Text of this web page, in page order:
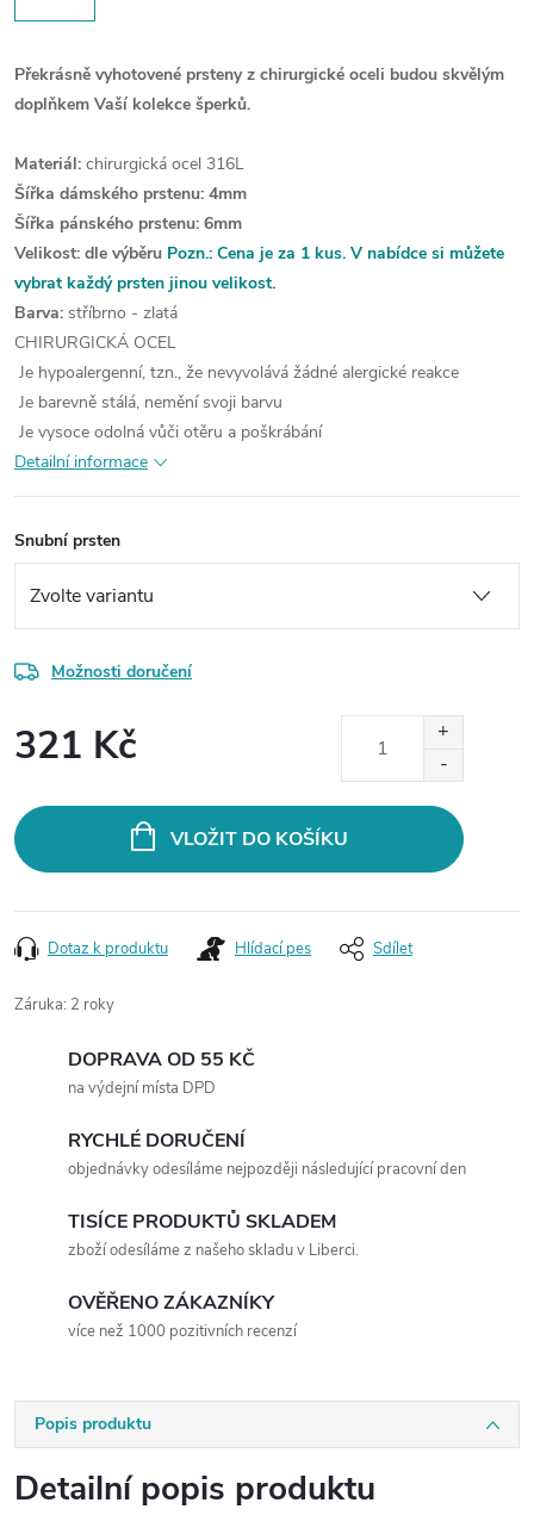
Překrásně vyhotovené prsteny z chirurgické oceli budou skvělým
doplňkem Vaší kolekce šperků.
Materiál: chirurgická ocel 316L
Šířka dámského prstenu: 4mm
Šířka pánského prstenu: 6mm
Velikost: dle výběru Pozn.: Cena je za 1 kus. V nabídce si můžete
vybrat každý prsten jinou velikost.
Barva: stříbrno - zlatá
CHIRURGICKÁ OCEL
Je hypoalergenní, tzn., že nevyvolává žádné alergické reakce
Je barevně stálá, nemění svoji barvu
Je vysoce odolná vůči otěru a poškrábání
Detailní informace
Snubní prsten
Možnosti doručení
321 Kč
VLOŽIT DO KOŠÍKU
Dotaz k produktu Hlídací pes Sdílet
Záruka: 2 roky
DOPRAVA OD 55 KČ
na výdejní místa DPD
RYCHLÉ DORUČENÍ
objednávky odesíláme nejpozději následující pracovní den
TISÍCE PRODUKTŮ SKLADEM
zboží odesíláme z našeho skladu v Liberci.
OVĚŘENO ZÁKAZNÍKY
více než 1000 pozitivních recenzí
Popis produktu
Detailní popis produktu